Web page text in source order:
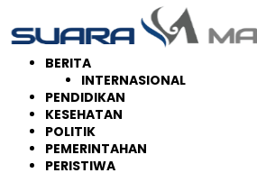
ke
konten
BERITA
INTERNASIONAL
PENDIDIKAN
KESEHATAN
POLITIK
PEMERINTAHAN
PERISTIWA